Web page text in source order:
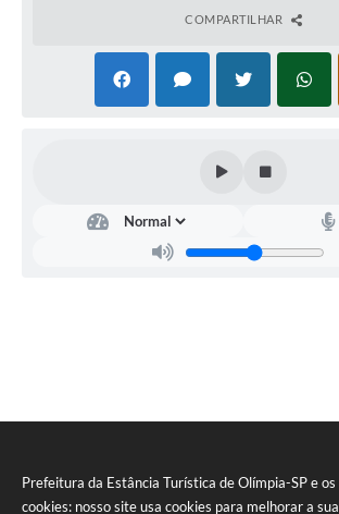
Prefeitura da Estância Turística de Olímpia-SP e os
cookies: nosso site usa cookies para melhorar a sua
05 de outubro de 2017.
Eliane Beraldo Abreu de Souza
Secretária de Administração
COMPARTILHAR